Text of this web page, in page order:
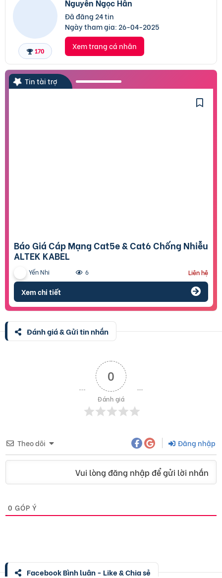
170
Đã đăng 24 tin
Ngày tham gia: 26-04-2025
Xem trang cá nhân
Tin tài trợ
Báo Giá Cáp Mạng Cat5e & Cat6 Chống Nhiễu
ALTEK KABEL
Yến Nhi 6 Liên hệ
Xem chi tiết
Đánh giá & Gửi tin nhắn
0
Đánh giá
Theo dõi Đăng nhập
Vui lòng đăng nhập để gửi lời nhắn
0 GÓP Ý
Facebook Bình luận - Like & Chia sẻ